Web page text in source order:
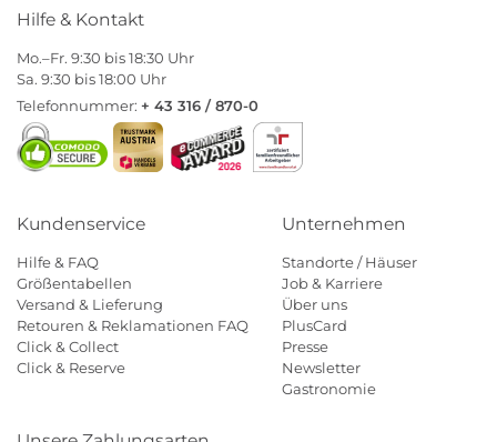
Hilfe & Kontakt
Mo.–Fr. 9:30 bis 18:30 Uhr
Sa. 9:30 bis 18:00 Uhr
Telefonnummer: + 43 316 / 870-0
Kundenservice
Hilfe & FAQ
Größentabellen
Versand & Lieferung
Retouren & Reklamationen FAQ
Click & Collect
Click & Reserve
Unternehmen
Standorte / Häuser
Job & Karriere
Über uns
PlusCard
Presse
Newsletter
Gastronomie